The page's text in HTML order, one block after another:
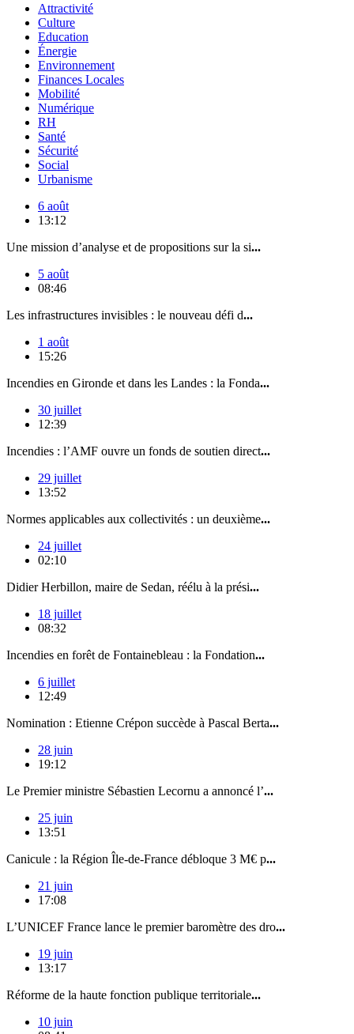
Attractivité
Culture
Education
Énergie
Environnement
Finances Locales
Mobilité
Numérique
RH
Santé
Sécurité
Social
Urbanisme
6 août
13:12
Une mission d’analyse et de propositions sur la si...
5 août
08:46
Les infrastructures invisibles : le nouveau défi d...
1 août
15:26
Incendies en Gironde et dans les Landes : la Fonda...
30 juillet
12:39
Incendies : l’AMF ouvre un fonds de soutien direct...
29 juillet
13:52
Normes applicables aux collectivités : un deuxième...
24 juillet
02:10
Didier Herbillon, maire de Sedan, réélu à la prési...
18 juillet
08:32
Incendies en forêt de Fontainebleau : la Fondation...
6 juillet
12:49
Nomination : Etienne Crépon succède à Pascal Berta...
28 juin
19:12
Le Premier ministre Sébastien Lecornu a annoncé l’...
25 juin
13:51
Canicule : la Région Île-de-France débloque 3 M€ p...
21 juin
17:08
L’UNICEF France lance le premier baromètre des dro...
19 juin
13:17
Réforme de la haute fonction publique territoriale...
10 juin